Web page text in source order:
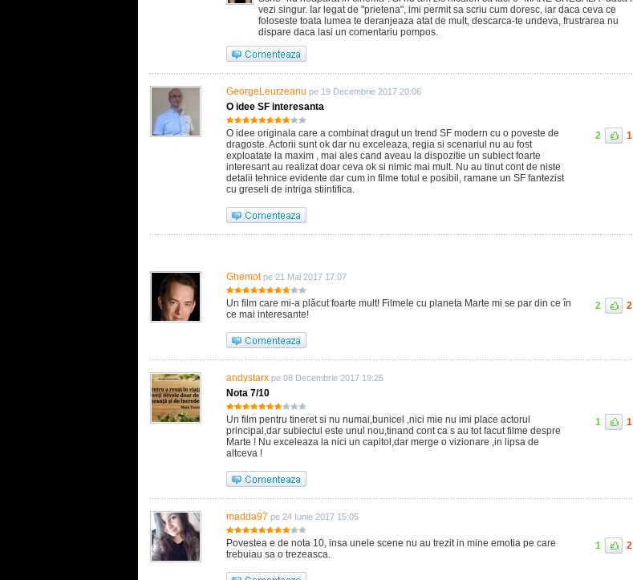
vezi singur. Iar legat de "prietena", imi permit sa scriu cum doresc, iar daca ceva ce
foloseste toata lumea te deranjeaza atat de mult, descarca-te undeva, frustrarea nu
dispare daca lasi un comentariu pompos.
GeorgeLeurzeanu pe 19 Decembrie 2017 20:06
O idee SF interesanta
O idee originala care a combinat dragut un trend SF modern cu o poveste de
dragoste. Actorii sunt ok dar nu exceleaza, regia si scenariul nu au fost
exploatate la maxim , mai ales cand aveau la dispozitie un subiect foarte
interesant au realizat doar ceva ok si nimic mai mult. Nu au tinut cont de niste
detalii tehnice evidente dar cum in filme totul e posibil, ramane un SF fantezist
cu greseli de intriga stiintifica.
2 1
Ghemot pe 21 Mai 2017 17:07
Un film care mi-a plăcut foarte mult! Filmele cu planeta Marte mi se par din ce în
ce mai interesante!
2 2
andystarx pe 08 Decembrie 2017 19:25
Nota 7/10
Un film pentru tineret si nu numai,bunicel ,nici mie nu imi place actorul
principal,dar subiectul este unul nou,tinand cont ca s au tot facut filme despre
Marte ! Nu exceleaza la nici un capitol,dar merge o vizionare ,in lipsa de
altceva !
1 1
madda97 pe 24 Iunie 2017 15:05
Povestea e de nota 10, insa unele scene nu au trezit in mine emotia pe care
trebuiau sa o trezeasca.
1 2